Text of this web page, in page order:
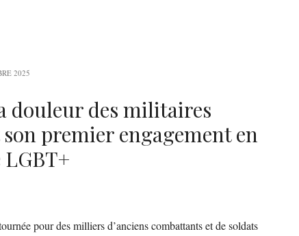
2025
douleur des militaires
premier engagement en
pour des milliers d’anciens combattants et de soldats